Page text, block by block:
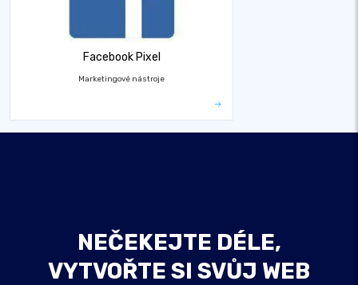
Facebook Pixel
Marketingové nástroje
NEČEKEJTE DÉLE,
VYTVOŘTE SI SVŮJ WEB